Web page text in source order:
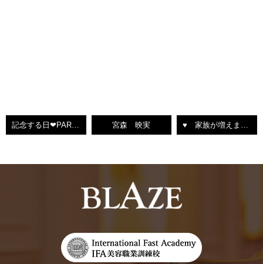
記念する日❤PART3っ❤ 宮森 映実 ♥ 家族が増えました ♥